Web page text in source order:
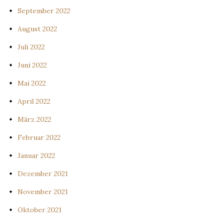
September 2022
August 2022
Juli 2022
Juni 2022
Mai 2022
April 2022
März 2022
Februar 2022
Januar 2022
Dezember 2021
November 2021
Oktober 2021